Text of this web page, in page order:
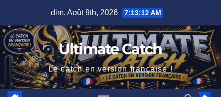
content
dim. Août 9th, 2026 7:13:13 AM
Ultimate Catch
Le catch en version française !